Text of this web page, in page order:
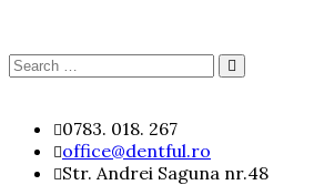
Search
content
0783. 018. 267
office@dentful.ro
Str. Andrei Saguna nr.48